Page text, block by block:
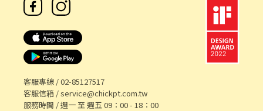
客服專線 /02-85127517
客服信箱 /service@chickpt.com.tw
服務時間 / 週一 至 週五 09：00 - 18：00